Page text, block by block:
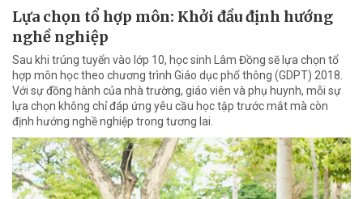
Lựa chọn tổ hợp môn: Khởi đầu định hướng
nghề nghiệp
Sau khi trúng tuyển vào lớp 10, học sinh Lâm Đồng sẽ lựa chọn tổ
hợp môn học theo chương trình Giáo dục phổ thông (GDPT) 2018.
Với sự đồng hành của nhà trường, giáo viên và phụ huynh, mỗi sự
lựa chọn không chỉ đáp ứng yêu cầu học tập trước mắt mà còn
định hướng nghề nghiệp trong tương lai.